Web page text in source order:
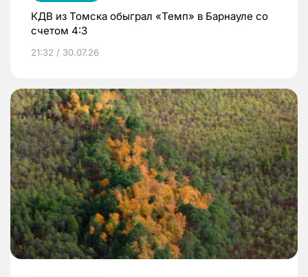
КДВ из Томска обыграл «Темп» в Барнауле со
счетом 4:3
21:32 / 30.07.26